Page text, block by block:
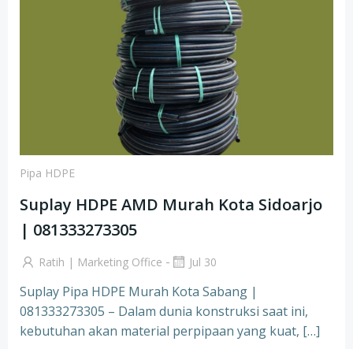
Pipa HDPE
Suplay HDPE AMD Murah Kota Sidoarjo
| 081333273305
Ratih | Marketing Office - Jul 30
Suplay Pipa HDPE Murah Kota Sabang |
081333273305 – Dalam dunia konstruksi saat ini,
kebutuhan akan material perpipaan yang kuat, […]